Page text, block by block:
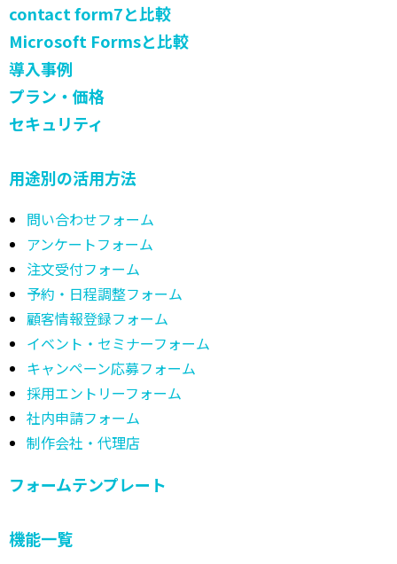
contact form7と比較
Microsoft Formsと比較
導入事例
プラン・価格
セキュリティ
用途別の活用方法
問い合わせフォーム
アンケートフォーム
注文受付フォーム
予約・日程調整フォーム
顧客情報登録フォーム
イベント・セミナーフォーム
キャンペーン応募フォーム
採用エントリーフォーム
社内申請フォーム
制作会社・代理店
フォームテンプレート
機能一覧